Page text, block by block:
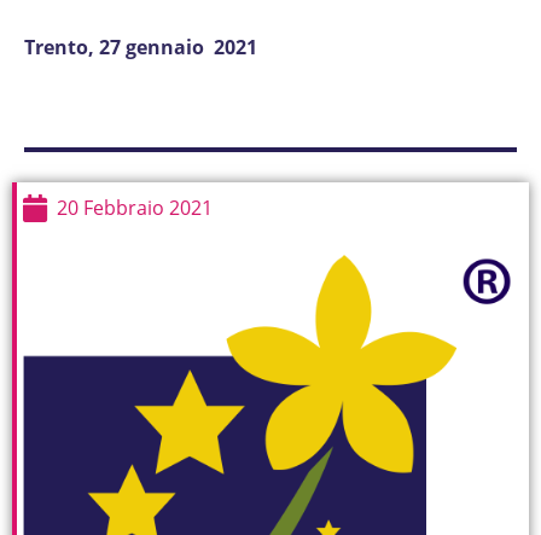
Trento, 27 gennaio 2021
20 Febbraio 2021